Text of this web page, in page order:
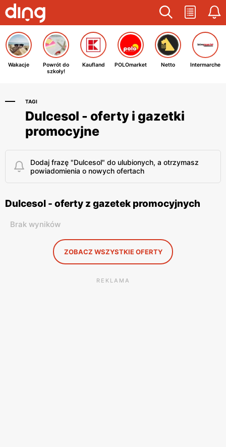
Wakacje
Powrót do
szkoły!
Kaufland POLOmarket Netto Intermarche
TAGI
Dulcesol - oferty i gazetki
promocyjne
Dodaj frazę "Dulcesol" do ulubionych, a otrzymasz
powiadomienia o nowych ofertach
Dulcesol - oferty z gazetek promocyjnych
Brak wyników
ZOBACZ WSZYSTKIE OFERTY
REKLAMA